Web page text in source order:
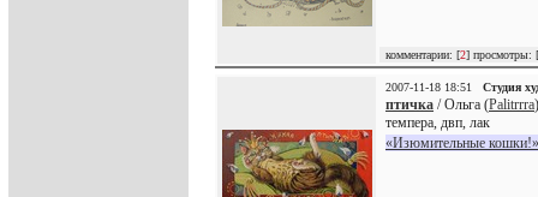
комментарии: [2] просмотры: [
2007-11-18 18:51 Студия
птичка / Ольга (Palitrrra)
темпера, двп, лак
«Изюмительные